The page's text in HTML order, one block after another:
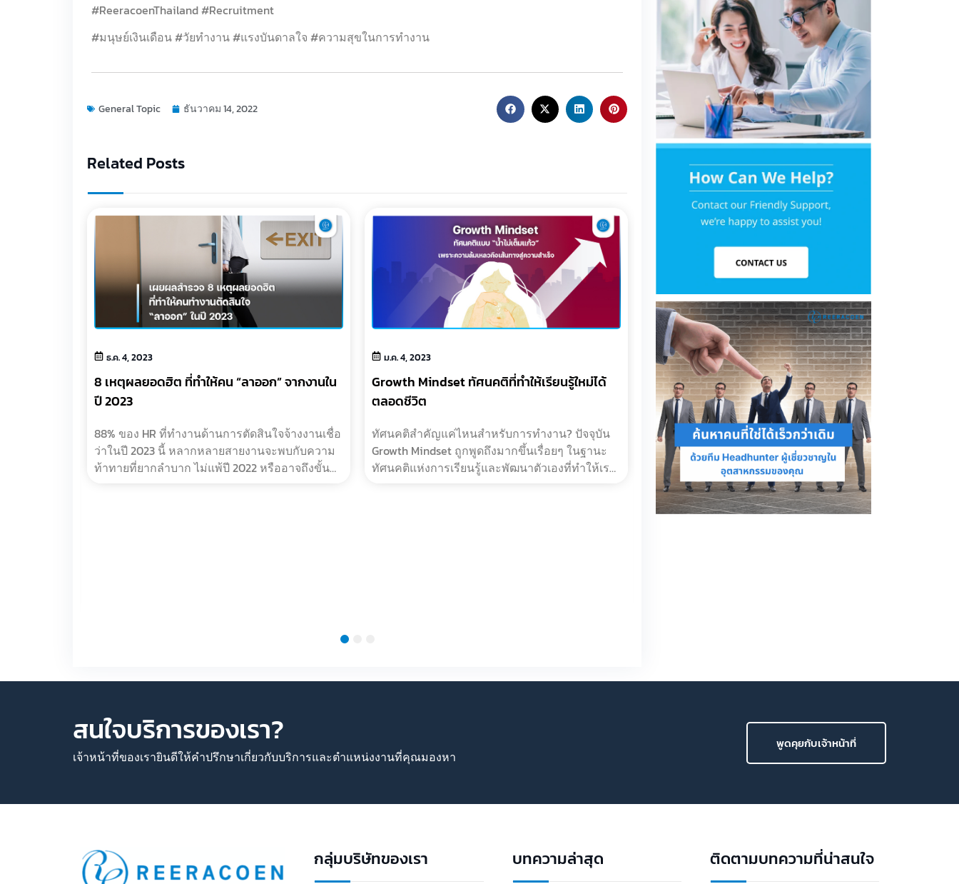
#ReeracoenThailand #Recruitment
#มนุษย์เงินเดือน #วัยทำงาน #แรงบันดาลใจ #ความสุขในการทำงาน
General Topic ธันวาคม 14, 2022
Related Posts
ธ.ค. 4, 2023
8 เหตุผลยอดฮิต ที่ทำให้คน “ลาออก” จากงานใน
ปี 2023
88% ของ HR ที่ทำงานด้านการตัดสินใจจ้างงานเชื่อ
ว่าในปี 2023 นี้ หลากหลายสายงานจะพบกับความ
ท้าทายที่ยากลำบาก ไม่แพ้ปี 2022 หรืออาจถึงขั้น
ม.ค. 4, 2023
Growth Mindset ทัศนคติที่ทำให้เรียนรู้ใหม่ได้
ตลอดชีวิต
ทัศนคติสำคัญแค่ไหนสำหรับการทำงาน? ปัจจุบัน
Growth Mindset ถูกพูดถึงมากขึ้นเรื่อยๆ ในฐานะ
ทัศนคติแห่งการเรียนรู้และพัฒนาตัวเองที่ทำให้เรา
ม.ค. 19, 2026
EZHire ฟังก์ชันใหม่ โปรโมต Employer
พูดคุยกับเจ้าหน้าที่
สนใจบริการของเรา?
เจ้าหน้าที่ของเรายินดีให้คำปรึกษาเกี่ยวกับบริการและตำแหน่งงานที่คุณมองหา
กลุ่มบริษัทของเรา บทความล่าสุด ติดตามบทความที่น่าสนใจ